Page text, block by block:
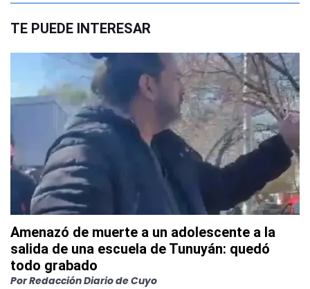
TE PUEDE INTERESAR
Amenazó de muerte a un adolescente a la
salida de una escuela de Tunuyán: quedó
todo grabado
PorRedacción Diario de Cuyo